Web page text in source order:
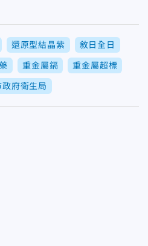
還原型結晶紫 敘日全日
重金屬鎘 重金屬超標
政府衛生局